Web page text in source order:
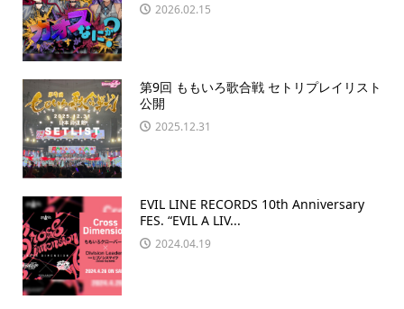
2026.02.15
第9回 ももいろ歌合戦 セトリプレイリスト
公開
2025.12.31
EVIL LINE RECORDS 10th Anniversary
FES. “EVIL A LIV...
2024.04.19